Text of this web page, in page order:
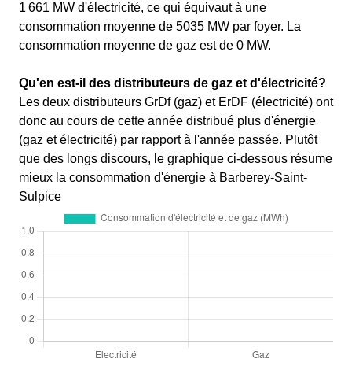
1 661 MW d'électricité, ce qui équivaut à une
consommation moyenne de 5035 MW par foyer. La
consommation moyenne de gaz est de 0 MW.
Qu'en est-il des distributeurs de gaz et d'électricité?
Les deux distributeurs GrDf (gaz) et ErDF (électricité) ont
donc au cours de cette année distribué plus d'énergie
(gaz et électricité) par rapport à l'année passée. Plutôt
que des longs discours, le graphique ci-dessous résume
mieux la consommation d'énergie à Barberey-Saint-
Sulpice